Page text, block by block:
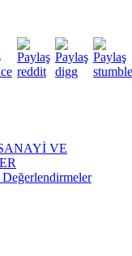
VE